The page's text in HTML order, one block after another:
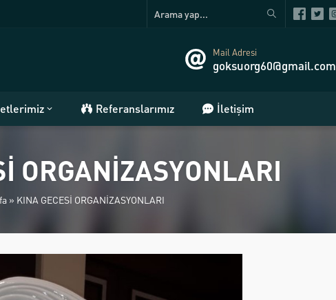
Mail Adresi
goksuorg60@gmail.com
Referanslarımız İletişim
ORGANİZASYONLARI
» KINA GECESİ ORGANİZASYONLARI